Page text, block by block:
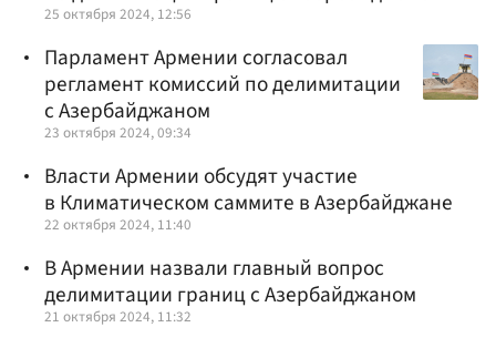
25 октября 2024, 12:56
Парламент Армении согласовал
регламент комиссий по делимитации
с Азербайджаном
23 октября 2024, 09:34
Власти Армении обсудят участие
в Климатическом саммите в Азербайджане
22 октября 2024, 11:40
В Армении назвали главный вопрос
делимитации границ с Азербайджаном
21 октября 2024, 11:32